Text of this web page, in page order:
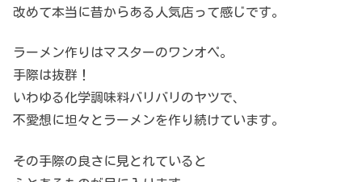
改めて本当に昔からある人気店って感じです。
ラーメン作りはマスターのワンオペ。
手際は抜群！
いわゆる化学調味料バリバリのヤツで、
不愛想に坦々とラーメンを作り続けています。
その手際の良さに見とれていると